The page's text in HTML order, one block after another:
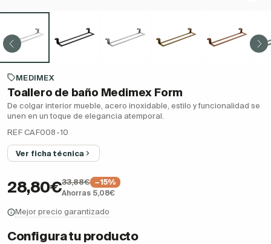
MEDIMEX
Toallero de baño Medimex Form
De colgar interior mueble, acero inoxidable, estilo y funcionalidad se
unen en un toque de elegancia atemporal.
REF CAF008-10
Ver ficha técnica
28,80€33,88€
−15%
Ahorras 5,08€
Mejor precio garantizado
Configura tu producto